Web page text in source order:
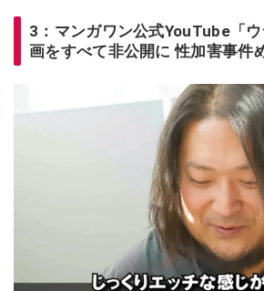
3：マンガワン公式YouTube「
画をすべて非公開に 性加害事件